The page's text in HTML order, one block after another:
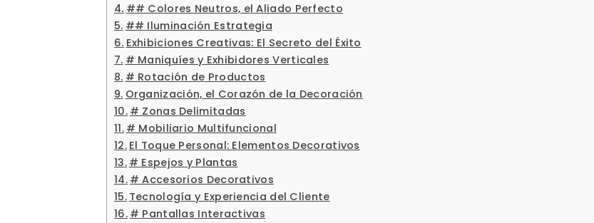
## Colores Neutros, el Aliado Perfecto
## Iluminación Estrategia
Exhibiciones Creativas: El Secreto del Éxito
# Maniquíes y Exhibidores Verticales
# Rotación de Productos
Organización, el Corazón de la Decoración
# Zonas Delimitadas
# Mobiliario Multifuncional
El Toque Personal: Elementos Decorativos
# Espejos y Plantas
# Accesorios Decorativos
Tecnología y Experiencia del Cliente
# Pantallas Interactivas